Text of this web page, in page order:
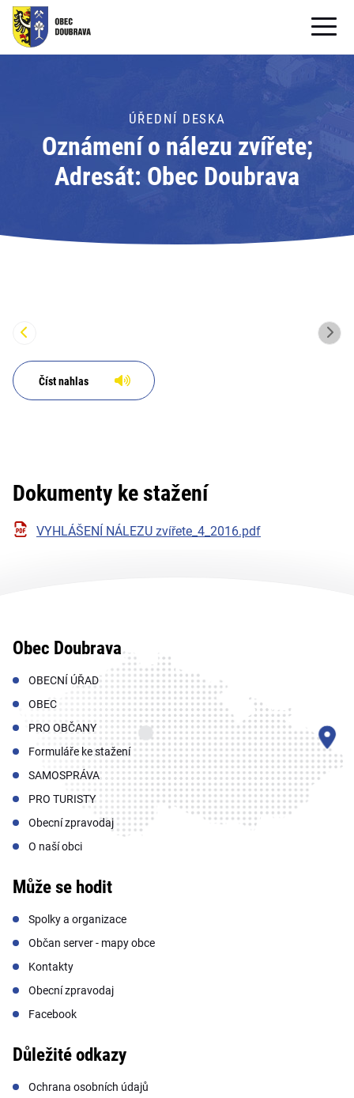
OBECNÍ ÚŘAD
PRO OBČANY
Formuláře ke stažení
PRO TURISTY
ÚŘEDNÍ DESKA
Oznámení o nálezu zvířete;
Adresát: Obec Doubrava
Číst nahlas
Dokumenty ke stažení
VYHLÁŠENÍ NÁLEZU zvířete_4_2016.pdf
Obec Doubrava
OBECNÍ ÚŘAD
OBEC
PRO OBČANY
Formuláře ke stažení
SAMOSPRÁVA
PRO TURISTY
Obecní zpravodaj
O naší obci
Může se hodit
Spolky a organizace
Občan server - mapy obce
Kontakty
Obecní zpravodaj
Facebook
Důležité odkazy
Ochrana osobních údajů